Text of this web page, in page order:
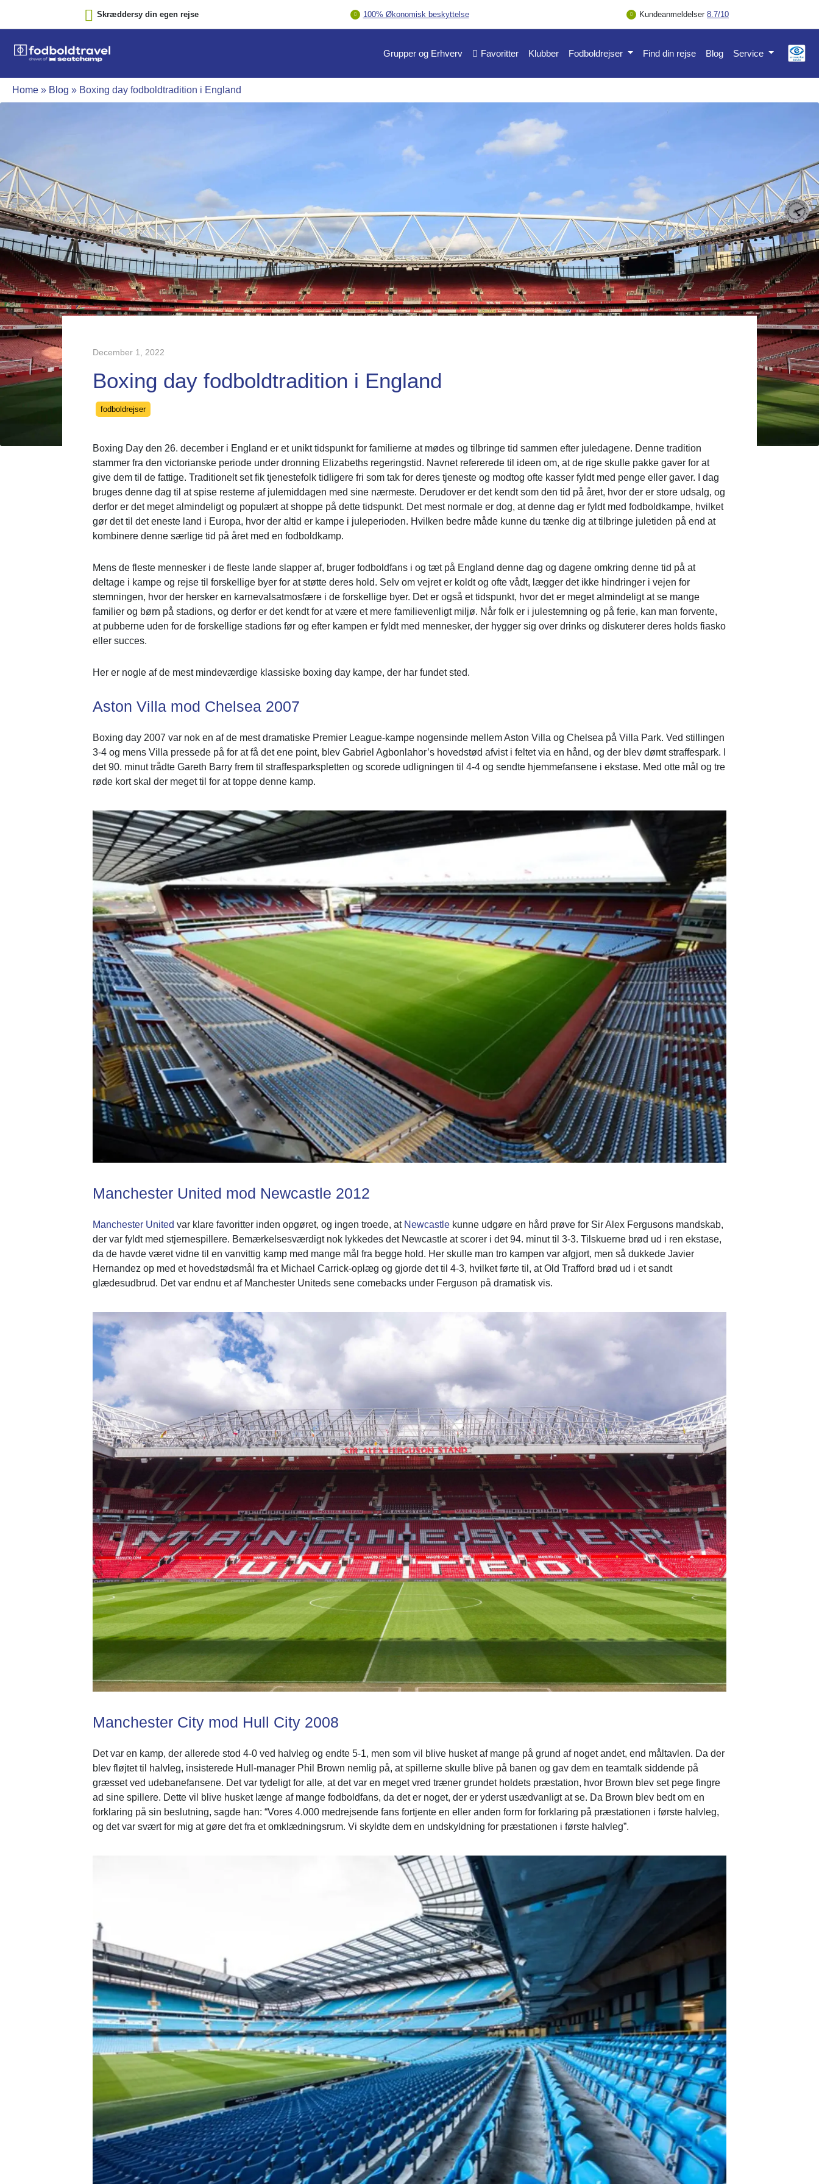
Skræddersy din egen rejse 100% Økonomisk beskyttelse Kundeanmeldelser 8.7/10
Grupper og Erhverv Favoritter Klubber Fodboldrejser Find din rejse Blog Service
Home » Blog » Boxing day fodboldtradition i England
December 1, 2022
Boxing day fodboldtradition i England
Categories
fodboldrejser
Boxing Day den 26. december i England er et unikt tidspunkt for familierne at mødes og tilbringe tid sammen efter juledagene. Denne tradition
stammer fra den victorianske periode under dronning Elizabeths regeringstid. Navnet refererede til ideen om, at de rige skulle pakke gaver for at
give dem til de fattige. Traditionelt set fik tjenestefolk tidligere fri som tak for deres tjeneste og modtog ofte kasser fyldt med penge eller gaver. I dag
bruges denne dag til at spise resterne af julemiddagen med sine nærmeste. Derudover er det kendt som den tid på året, hvor der er store udsalg, og
derfor er det meget almindeligt og populært at shoppe på dette tidspunkt. Det mest normale er dog, at denne dag er fyldt med fodboldkampe, hvilket
gør det til det eneste land i Europa, hvor der altid er kampe i juleperioden. Hvilken bedre måde kunne du tænke dig at tilbringe juletiden på end at
kombinere denne særlige tid på året med en fodboldkamp.
Mens de fleste mennesker i de fleste lande slapper af, bruger fodboldfans i og tæt på England denne dag og dagene omkring denne tid på at
deltage i kampe og rejse til forskellige byer for at støtte deres hold. Selv om vejret er koldt og ofte vådt, lægger det ikke hindringer i vejen for
stemningen, hvor der hersker en karnevalsatmosfære i de forskellige byer. Det er også et tidspunkt, hvor det er meget almindeligt at se mange
familier og børn på stadions, og derfor er det kendt for at være et mere familievenligt miljø. Når folk er i julestemning og på ferie, kan man forvente,
at pubberne uden for de forskellige stadions før og efter kampen er fyldt med mennesker, der hygger sig over drinks og diskuterer deres holds fiasko
eller succes.
Her er nogle af de mest mindeværdige klassiske boxing day kampe, der har fundet sted.
Aston Villa mod Chelsea 2007
Boxing day 2007 var nok en af de mest dramatiske Premier League-kampe nogensinde mellem Aston Villa og Chelsea på Villa Park. Ved stillingen
3-4 og mens Villa pressede på for at få det ene point, blev Gabriel Agbonlahor’s hovedstød afvist i feltet via en hånd, og der blev dømt straffespark. I
det 90. minut trådte Gareth Barry frem til straffesparkspletten og scorede udligningen til 4-4 og sendte hjemmefansene i ekstase. Med otte mål og tre
røde kort skal der meget til for at toppe denne kamp.
Manchester United mod Newcastle 2012
Manchester United var klare favoritter inden opgøret, og ingen troede, at Newcastle kunne udgøre en hård prøve for Sir Alex Fergusons mandskab,
der var fyldt med stjernespillere. Bemærkelsesværdigt nok lykkedes det Newcastle at scorer i det 94. minut til 3-3. Tilskuerne brød ud i ren ekstase,
da de havde været vidne til en vanvittig kamp med mange mål fra begge hold. Her skulle man tro kampen var afgjort, men så dukkede Javier
Hernandez op med et hovedstødsmål fra et Michael Carrick-oplæg og gjorde det til 4-3, hvilket førte til, at Old Trafford brød ud i et sandt
glædesudbrud. Det var endnu et af Manchester Uniteds sene comebacks under Ferguson på dramatisk vis.
Manchester City mod Hull City 2008
Det var en kamp, der allerede stod 4-0 ved halvleg og endte 5-1, men som vil blive husket af mange på grund af noget andet, end måltavlen. Da der
blev fløjtet til halvleg, insisterede Hull-manager Phil Brown nemlig på, at spillerne skulle blive på banen og gav dem en teamtalk siddende på
græsset ved udebanefansene. Det var tydeligt for alle, at det var en meget vred træner grundet holdets præstation, hvor Brown blev set pege fingre
ad sine spillere. Dette vil blive husket længe af mange fodboldfans, da det er noget, der er yderst usædvanligt at se. Da Brown blev bedt om en
forklaring på sin beslutning, sagde han: “Vores 4.000 medrejsende fans fortjente en eller anden form for forklaring på præstationen i første halvleg,
og det var svært for mig at gøre det fra et omklædningsrum. Vi skyldte dem en undskyldning for præstationen i første halvleg”.